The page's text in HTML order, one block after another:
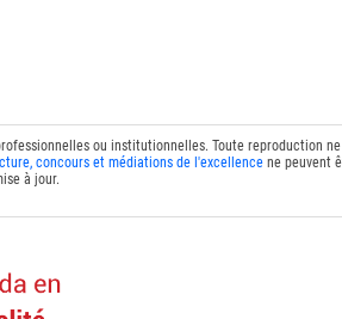
ou institutionnelles. Toute reproduction
concours et médiations de l'excellencene peuvent
à jour.